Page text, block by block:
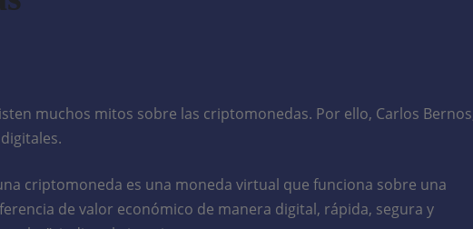
muchos mitos sobre las criptomonedas. Por ello, Carlos
criptomoneda es una moneda virtual que funciona sobre una
de valor económico de manera digital, rápida, segura y